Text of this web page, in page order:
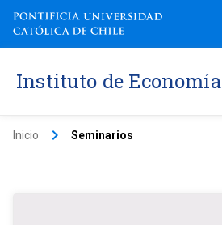
Instituto de Economía
Inicio keyboard_arrow_right Seminarios